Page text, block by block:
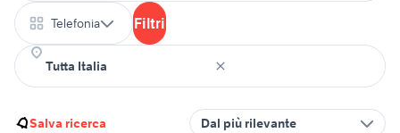
Telefonia Filtri
Salva ricerca Dal più rilevante